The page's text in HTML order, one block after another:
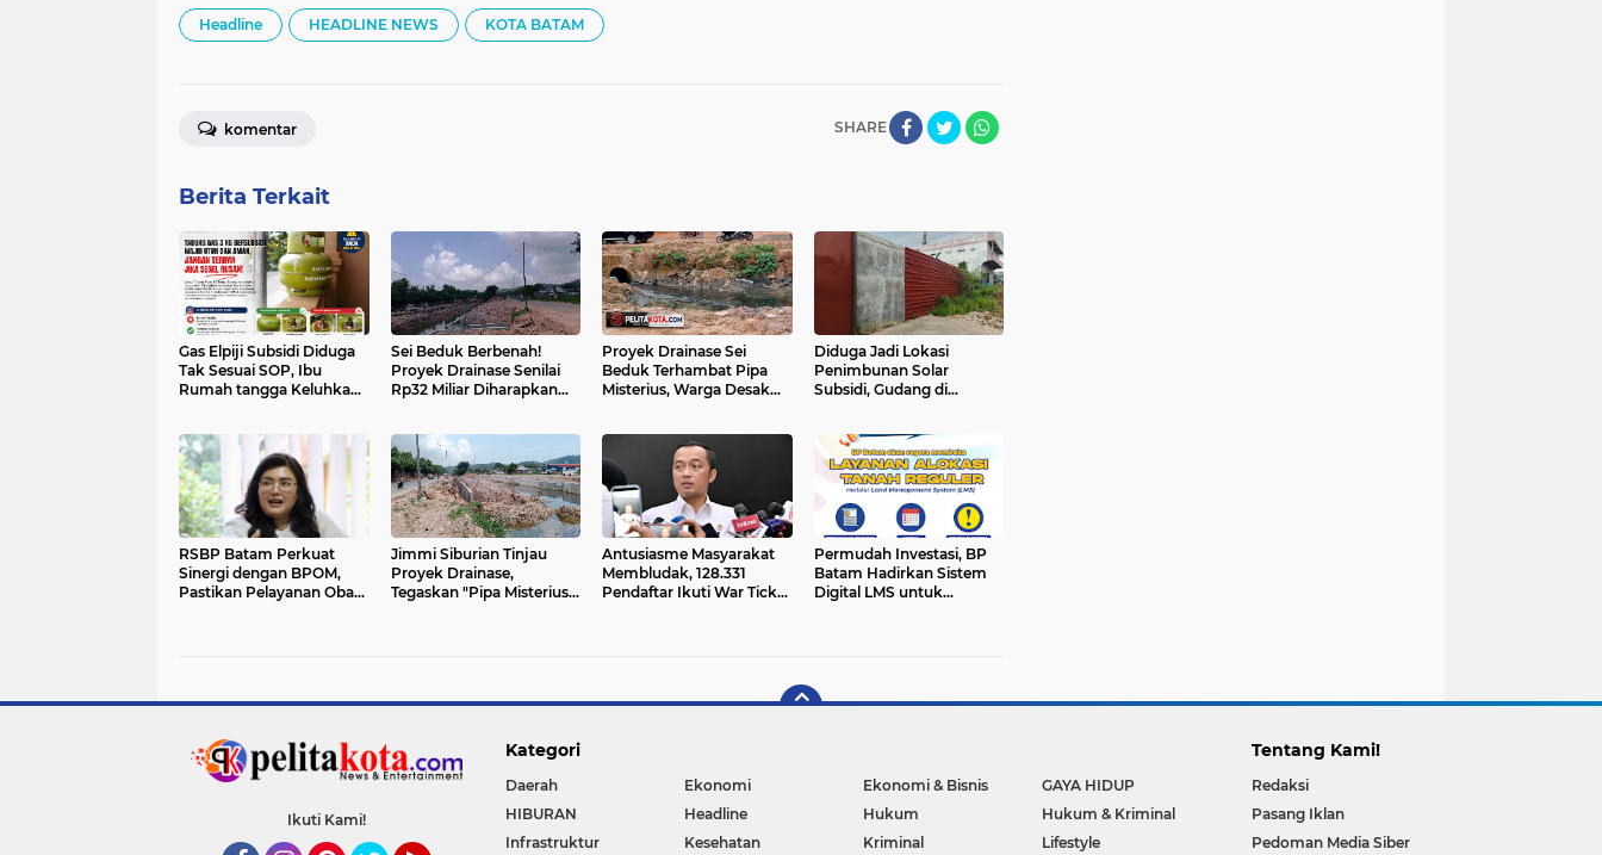
Headline HEADLINE NEWS KOTA BATAM
SHARE
komentar
Berita Terkait
Gas Elpiji Subsidi Diduga
Tak Sesuai SOP, Ibu
Rumah tangga Keluhkan
Sei Beduk Berbenah!
Proyek Drainase Senilai
Rp32 Miliar Diharapkan
Proyek Drainase Sei
Beduk Terhambat Pipa
Misterius, Warga Desak
Diduga Jadi Lokasi
Penimbunan Solar
Subsidi, Gudang di
Diminta Bertindak
RSBP Batam Perkuat
Sinergi dengan BPOM,
Pastikan Pelayanan Obat
Jimmi Siburian Tinjau
Proyek Drainase,
Tegaskan "Pipa Misterius"
Antusiasme Masyarakat
Membludak, 128.331
Pendaftar Ikuti War Ticket
Permudah Investasi, BP
Batam Hadirkan Sistem
Digital LMS untuk
Ikuti Kami!
Kategori
Daerah Ekonomi Ekonomi & Bisnis
GAYA HIDUP
HIBURAN
Headline Hukum
Hukum & Kriminal
Infrastruktur
Kesehatan Kriminal Lifestyle
Tentang Kami!
Redaksi
Pasang Iklan
Pedoman Media Siber